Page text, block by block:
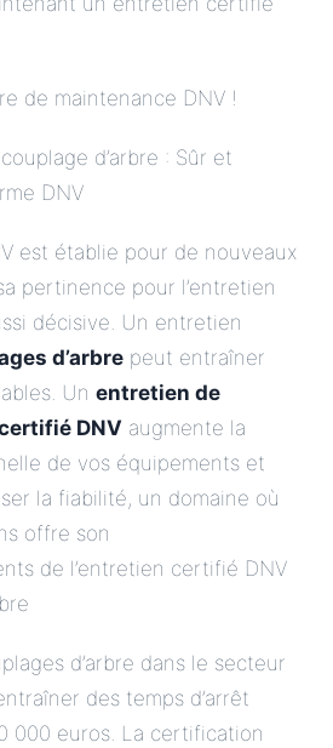
de maintenance DNV !
d’arbre : Sûr et
DNV
est établie pour de nouveaux
pertinence pour l’entretien
décisive. Un entretien
d’arbre peut entraîner
Un entretien de
DNV augmente la
de vos équipements et
la fiabilité, un domaine où
offre son
de l’entretien certifié DNV
d’arbre dans le secteur
des temps d’arrêt
000 euros. La certification